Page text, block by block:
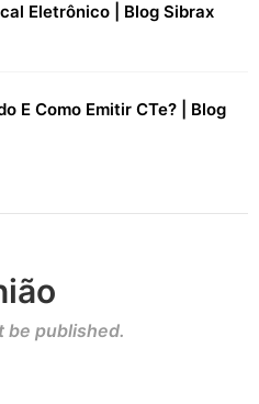
Eletrônico | Blog Sibrax
E Como Emitir CTe? | Blog
be published.